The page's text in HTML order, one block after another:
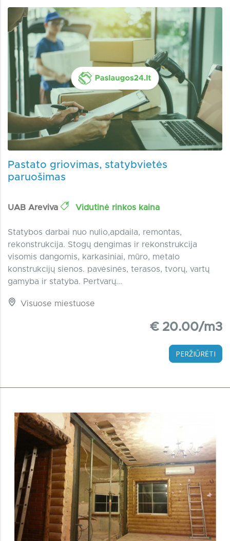
Pastato griovimas, statybvietės
paruošimas
UAB Areviva Vidutinė rinkos kaina
Statybos darbai nuo nulio,apdaila, remontas,
rekonstrukcija. Stogų dengimas ir rekonstrukcija
visomis dangomis, karkasiniai, mūro, metalo
konstrukcijų sienos. pavėsinės, terasos, tvorų, vartų
gamyba ir statyba. Pertvarų...
Visuose miestuose
€ 20.00/m3
PERŽIŪRĖTI